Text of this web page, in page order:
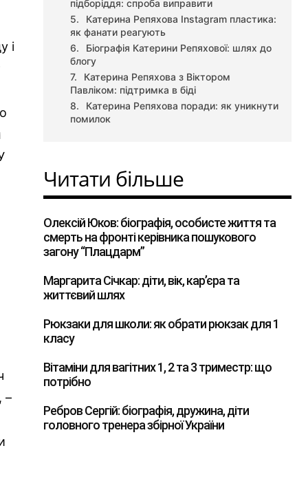
і
–
підборіддя: спроба виправити
Катерина Репяхова Instagram пластика:
як фанати реагують
Біографія Катерини Репяхової: шлях до
блогу
Катерина Репяхова з Віктором
Павліком: підтримка в біді
Катерина Репяхова поради: як уникнути
помилок
Читати більше
Олексій Юков: біографія, особисте життя та
смерть на фронті керівника пошукового
загону “Плацдарм”
Маргарита Січкар: діти, вік, кар’єра та
життєвий шлях
Рюкзаки для школи: як обрати рюкзак для 1
класу
Вітаміни для вагітних 1, 2 та 3 триместр: що
потрібно
Ребров Сергій: біографія, дружина, діти
головного тренера збірної України